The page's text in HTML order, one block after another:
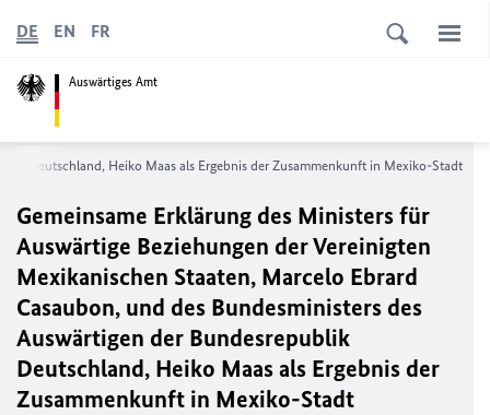
Auswärtiges Amt
DE EN FR
Deutschland, Heiko Maas als Ergebnis der Zusammenkunft in Mexiko-Stadt
Gemeinsame Erklärung des Ministers für
Auswärtige Beziehungen der Vereinigten
Mexikanischen Staaten, Marcelo Ebrard
Casaubon, und des Bundesministers des
Auswärtigen der Bundesrepublik
Deutschland, Heiko Maas als Ergebnis der
Zusammenkunft in Mexiko-Stadt